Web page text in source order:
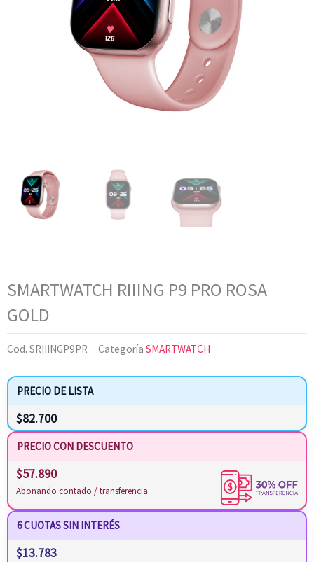
SMARTWATCH RIIING P9 PRO ROSA
GOLD
Cod. SRIIINGP9PR Categoría SMARTWATCH
PRECIO DE LISTA
$82.700
PRECIO CON DESCUENTO
$57.890
Abonando contado / transferencia
6 CUOTAS SIN INTERÉS
$13.783